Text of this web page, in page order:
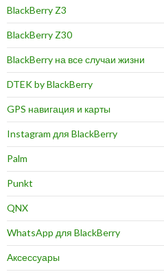
BlackBerry Z3
BlackBerry Z30
BlackBerry на все случаи жизни
DTEK by BlackBerry
GPS навигация и карты
Instagram для BlackBerry
Palm
Punkt
QNX
WhatsApp для BlackBerry
Аксессуары